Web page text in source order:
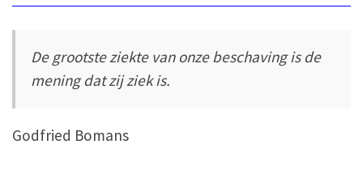
De grootste ziekte van onze beschaving is de
mening dat zij ziek is.
Godfried Bomans